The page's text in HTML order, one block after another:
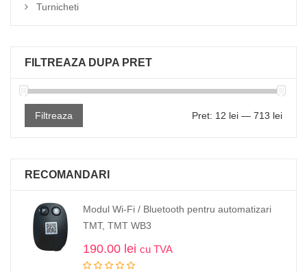
Turnicheti
FILTREAZA DUPA PRET
Filtreaza Pret: 12 lei — 713 lei
RECOMANDARI
Modul Wi-Fi / Bluetooth pentru automatizari
TMT, TMT WB3
190.00 lei cu TVA